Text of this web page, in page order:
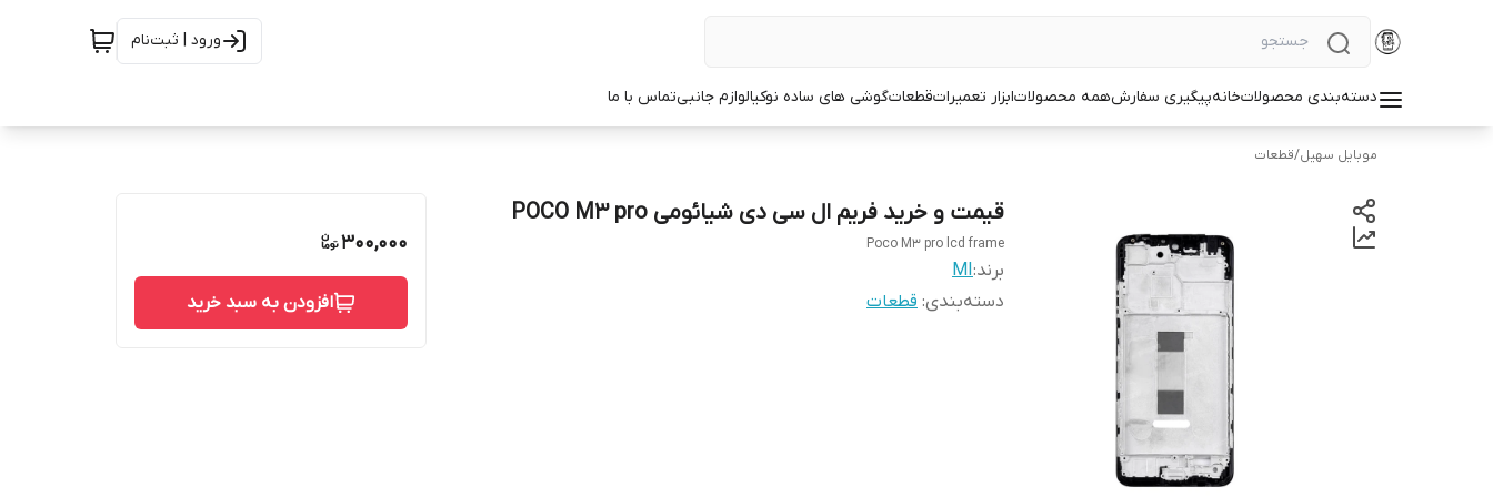
ورود | ثبت‌نام
دسته‌بندی محصولاتخانهپیگیری سفارشهمه محصولاتابزار تعمیراتقطعاتگوشی های ساده نوکیالوازم جانبیتماس با ما
موبایل سهیل/قطعات
قیمت و خرید فریم ال سی دی شیائومی POCO M3 pro
Poco M3 pro lcd frame
برند:MI
دسته‌بندی: قطعات
300,000
افزودن به سبد خرید